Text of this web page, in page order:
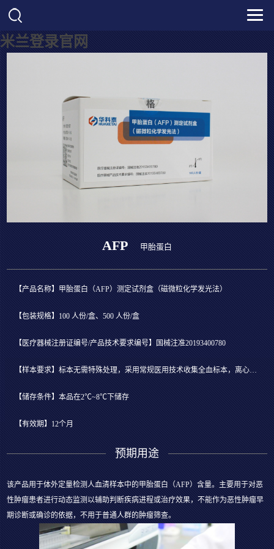
米兰登录官网
AFP 甲胎蛋白
【产品名称】甲胎蛋白（AFP）测定试剂盒（磁微粒化学发光法）
【包装规格】100 人份/盒、500 人份/盒
【医疗器械注册证编号/产品技术要求编号】国械注准20193400780
【储存条件】本品在2℃~8℃下储存
【有效期】12个月
预期用途
该产品用于体外定量检测人血清样本中的甲胎蛋白（AFP）含量。主要用于对恶
性肿瘤患者进行动态监测以辅助判断疾病进程或治疗效果，不能作为恶性肿瘤早
期诊断或确诊的依据，不用于普通人群的肿瘤筛查。